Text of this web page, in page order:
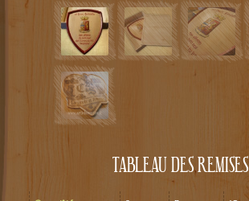
TABLEAU DES REMISES